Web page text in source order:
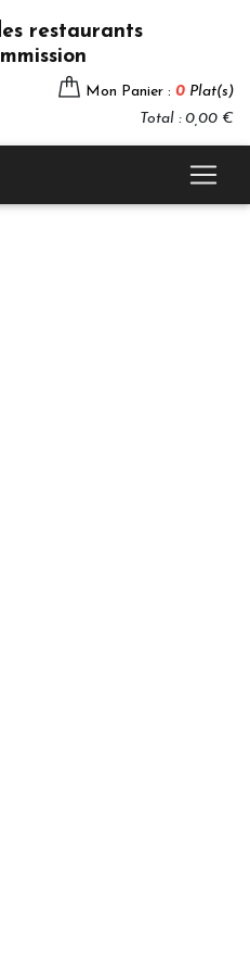
restaurants
Mon Panier : 0 Plat(s)
Total : 0,00 €